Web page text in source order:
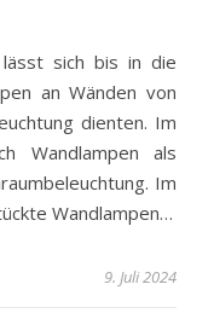
lässt sich bis in die
an Wänden von
dienten. Im
Wandlampen als
Im
Wandlampen…
9. Juli 2024